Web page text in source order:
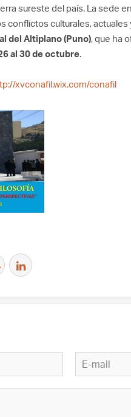
sureste del país. La sede
conflictos culturales,
del Altiplano (Puno), que ha
al 30 de octubre.
xvconafil.wix.com/conafil